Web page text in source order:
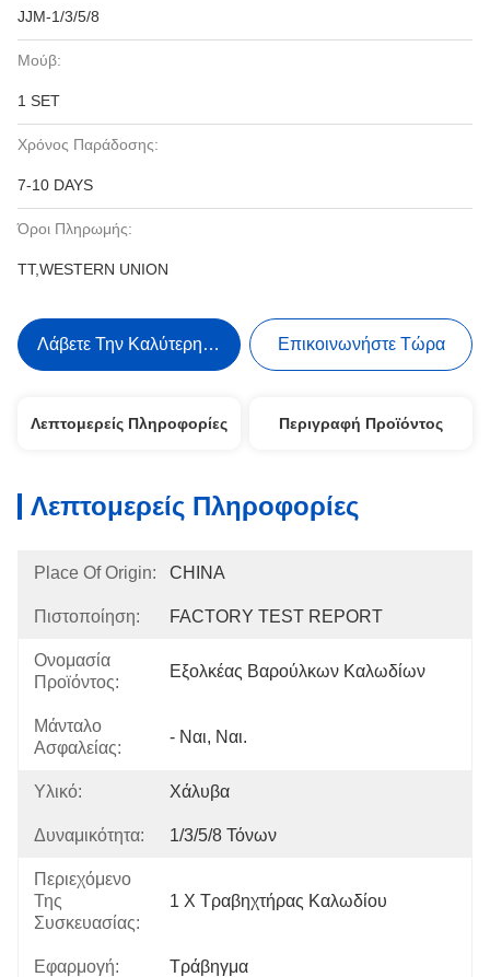
JJM-1/3/5/8
Μούβ:
1 SET
Χρόνος Παράδοσης:
7-10 DAYS
Όροι Πληρωμής:
TT,WESTERN UNION
Λάβετε Την Καλύτερη Τιμή Επικοινωνήστε Τώρα
Λεπτομερείς Πληροφορίες Περιγραφή Προϊόντος
Λεπτομερείς Πληροφορίες
Place Of Origin: CHINA
Πιστοποίηση: FACTORY TEST REPORT
Ονομασία
Προϊόντος:
Εξολκέας Βαρούλκων Καλωδίων
Μάνταλο
Ασφαλείας:
- Ναι, Ναι.
Υλικό: Χάλυβα
Δυναμικότητα: 1/3/5/8 Τόνων
Περιεχόμενο
Της
Συσκευασίας:
1 X Τραβηχτήρας Καλωδίου
Εφαρμογή: Τράβηγμα